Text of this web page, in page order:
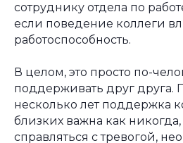
сотруднику отдела по
если поведение коллеги
работоспособность.
В целом, это просто по-
поддерживать друг друга.
несколько лет поддержка
близких важна как
справляться с тревогой,